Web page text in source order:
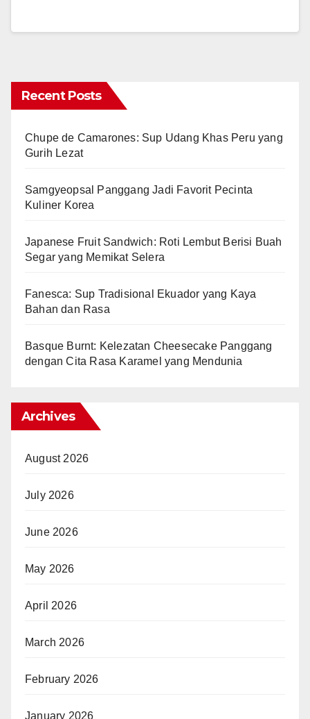
Recent Posts
Chupe de Camarones: Sup Udang Khas Peru yang
Gurih Lezat
Samgyeopsal Panggang Jadi Favorit Pecinta
Kuliner Korea
Japanese Fruit Sandwich: Roti Lembut Berisi Buah
Segar yang Memikat Selera
Fanesca: Sup Tradisional Ekuador yang Kaya
Bahan dan Rasa
Basque Burnt: Kelezatan Cheesecake Panggang
dengan Cita Rasa Karamel yang Mendunia
Archives
August 2026
July 2026
June 2026
May 2026
April 2026
March 2026
February 2026
January 2026